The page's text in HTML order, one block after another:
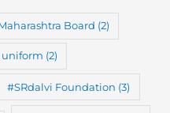
Board (2)
uniform (2)
#SRdalvi Foundation (3)